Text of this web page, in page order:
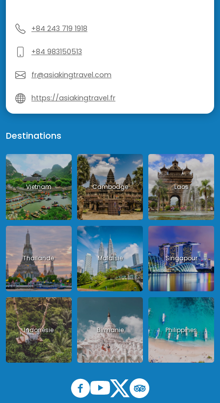
+84 243 719 1918
+84 983150513
fr@asiakingtravel.com
https://asiakingtravel.fr
Destinations
Vietnam Cambodge Laos
Thailande Malaisie Singapour
Indonésie Birmanie Philippines